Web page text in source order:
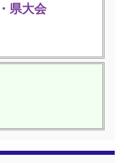
県大会